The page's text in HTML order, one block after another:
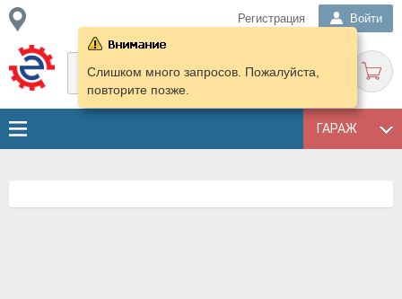
Регистрация Войти
ГАРАЖ
Слишком много запросов. Пожалуйста,
повторите позже.